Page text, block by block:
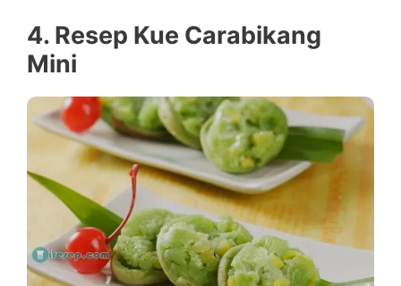
4. Resep Kue Carabikang
Mini